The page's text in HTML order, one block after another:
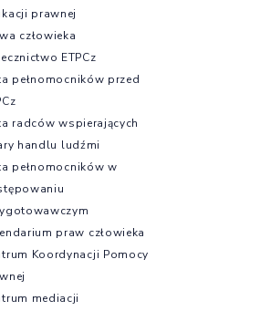
prawnej
człowieka
ETPCz
pełnomocników przed
radców wspierających
handlu ludźmi
pełnomocników w
praw człowieka
Koordynacji Pomocy
mediacji